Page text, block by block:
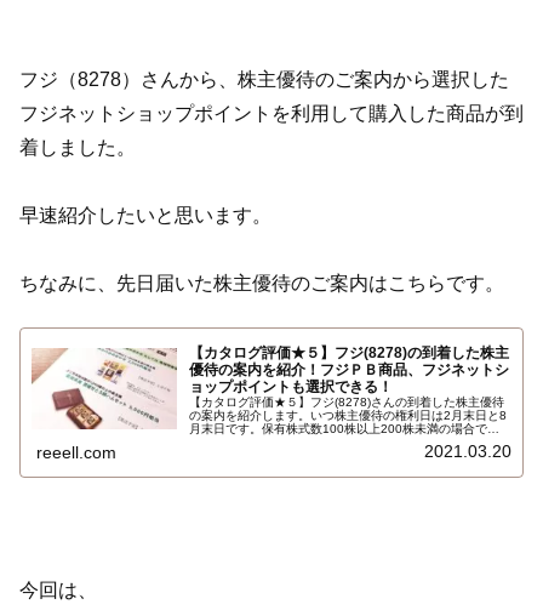
フジ（8278）さんから、株主優待のご案内から選択した
フジネットショップポイントを利用して購入した商品が到
着しました。
早速紹介したいと思います。
ちなみに、先日届いた株主優待のご案内はこちらです。
【カタログ評価★５】フジ(8278)の到着した株主
優待の案内を紹介！フジＰＢ商品、フジネットシ
ョップポイントも選択できる！
【カタログ評価★５】フジ(8278)さんの到着した株主優待
の案内を紹介します。いつ株主優待の権利日は2月末日と8
月末日です。保有株式数100株以上200株未満の場合で、
イント2000円分、Ｄ：ＰＢ商品詰め合わせ2000円相当か
reeell.com 2021.03.20
今回は、